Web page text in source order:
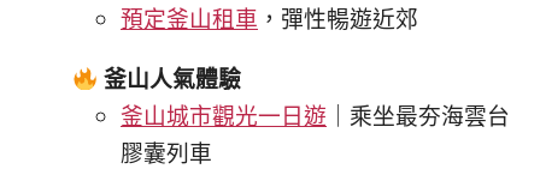
預定釜山租車 ，彈性暢遊近郊
釜山人氣體驗
釜山城市觀光一日遊 ｜乘坐最夯海雲台
膠囊列車